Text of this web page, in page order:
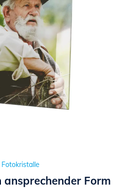
Fotokristalle
Form